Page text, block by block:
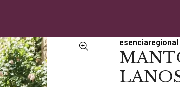
esenciaregional